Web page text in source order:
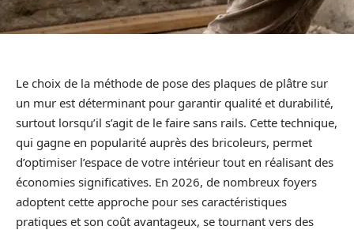
Le choix de la méthode de pose des plaques de plâtre sur
un mur est déterminant pour garantir qualité et durabilité,
surtout lorsqu’il s’agit de le faire sans rails. Cette technique,
qui gagne en popularité auprès des bricoleurs, permet
d’optimiser l’espace de votre intérieur tout en réalisant des
économies significatives. En 2026, de nombreux foyers
adoptent cette approche pour ses caractéristiques
pratiques et son coût avantageux, se tournant vers des